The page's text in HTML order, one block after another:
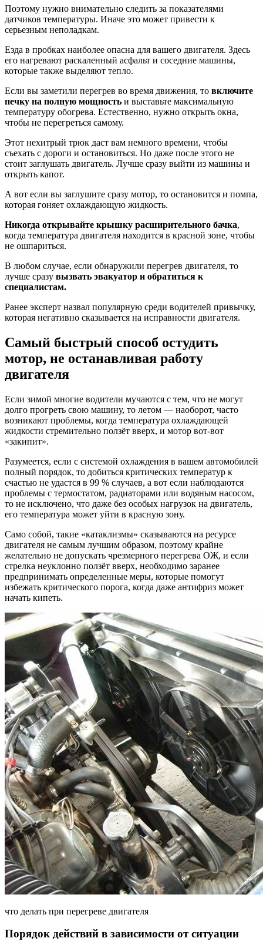
Поэтому нужно внимательно следить за показателями
датчиков температуры. Иначе это может привести к
серьезным неполадкам.
Езда в пробках наиболее опасна для вашего двигателя. Здесь
его нагревают раскаленный асфальт и соседние машины,
которые также выделяют тепло.
Если вы заметили перегрев во время движения, то включите
печку на полную мощность и выставьте максимальную
температуру обогрева. Естественно, нужно открыть окна,
чтобы не перегреться самому.
Этот нехитрый трюк даст вам немного времени, чтобы
съехать с дороги и остановиться. Но даже после этого не
стоит заглушать двигатель. Лучше сразу выйти из машины и
открыть капот.
А вот если вы заглушите сразу мотор, то остановится и помпа,
которая гоняет охлаждающую жидкость.
Никогда открывайте крышку расширительного бачка,
когда температура двигателя находится в красной зоне, чтобы
не ошпариться.
В любом случае, если обнаружили перегрев двигателя, то
лучше сразу вызвать эвакуатор и обратиться к
специалистам.
Ранее эксперт назвал популярную среди водителей привычку,
которая негативно сказывается на исправности двигателя.
Самый быстрый способ остудить
мотор, не останавливая работу
двигателя
Если зимой многие водители мучаются с тем, что не могут
долго прогреть свою машину, то летом — наоборот, часто
возникают проблемы, когда температура охлаждающей
жидкости стремительно ползёт вверх, и мотор вот-вот
«закипит».
Разумеется, если с системой охлаждения в вашем автомобилей
полный порядок, то добиться критических температур к
счастью не удастся в 99 % случаев, а вот если наблюдаются
проблемы с термостатом, радиаторами или водяным насосом,
то не исключено, что даже без особых нагрузок на двигатель,
его температура может уйти в красную зону.
Само собой, такие «катаклизмы» сказываются на ресурсе
двигателя не самым лучшим образом, поэтому крайне
желательно не допускать чрезмерного перегрева ОЖ, и если
стрелка неуклонно ползёт вверх, необходимо заранее
предпринимать определенные меры, которые помогут
избежать критического порога, когда даже антифриз может
начать кипеть.
что делать при перегреве двигателя
Порядок действий в зависимости от ситуации